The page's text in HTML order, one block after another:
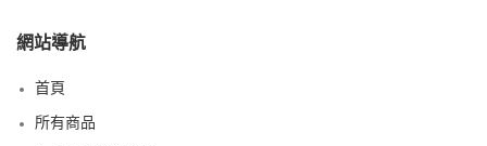
網站導航
首頁
所有商品